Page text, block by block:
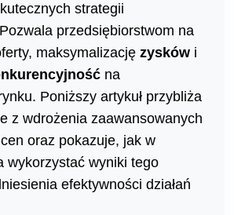
strategii
przedsiębiorstwom na
maksymalizację zysków i
na
Poniższy artykuł przybliża
z wdrożenia zaawansowanych
oraz pokazuje, jak w
wykorzystać wyniki tego
efektywności działań